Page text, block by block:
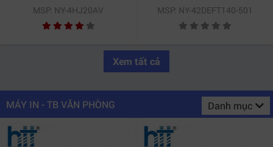
MSP: NY-4HJ20AV MSP: NY-42DEFT140-501
Xem tất cả
MÁY IN - TB VĂN PHÒNG Danh mục